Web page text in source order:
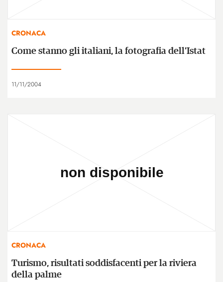
CRONACA
Come stanno gli italiani, la fotografia dell'Istat
11/11/2004
CRONACA
Turismo, risultati soddisfacenti per la riviera
della palme